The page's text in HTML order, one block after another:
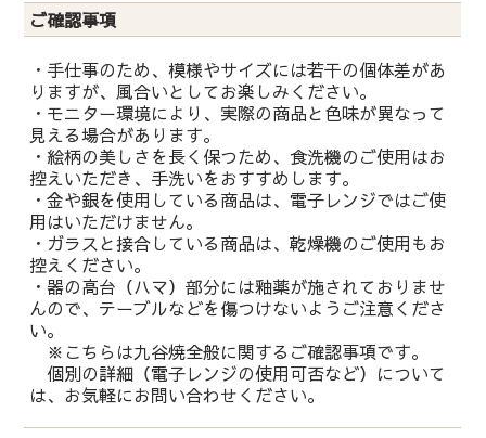
ご確認事項
・手仕事のため、模様やサイズには若干の個体差があ
りますが、風合いとしてお楽しみください。
・モニター環境により、実際の商品と色味が異なって
見える場合があります。
・絵柄の美しさを長く保つため、食洗機のご使用はお
控えいただき、手洗いをおすすめします。
・金や銀を使用している商品は、電子レンジではご使
用はいただけません。
・ガラスと接合している商品は、乾燥機のご使用もお
控えください。
・器の高台（ハマ）部分には釉薬が施されておりませ
んので、テーブルなどを傷つけないようご注意くださ
い。
※こちらは九谷焼全般に関するご確認事項です。
個別の詳細（電子レンジの使用可否など）について
は、お気軽にお問い合わせください。